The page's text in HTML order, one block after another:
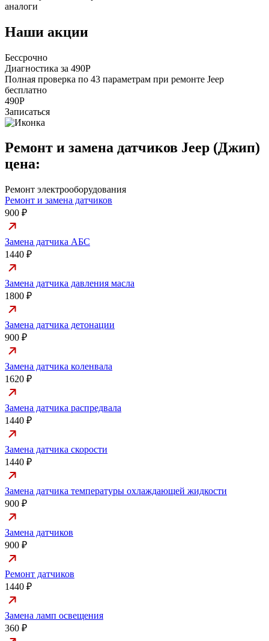
аналоги
Наши акции
Бессрочно
Диагностика за 490Р
Полная проверка по 43 параметрам при ремонте Jeep
бесплатно
490Р
Записаться
Ремонт и замена датчиков Jeep (Джип)
цена:
Ремонт электрооборудования
Ремонт и замена датчиков
900 ₽
Замена датчика АБС
1440 ₽
Замена датчика давления масла
1800 ₽
Замена датчика детонации
900 ₽
Замена датчика коленвала
1620 ₽
Замена датчика распредвала
1440 ₽
Замена датчика скорости
1440 ₽
Замена датчика температуры охлаждающей жидкости
900 ₽
Замена датчиков
900 ₽
Ремонт датчиков
1440 ₽
Замена ламп освещения
360 ₽